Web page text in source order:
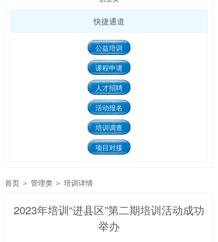
快捷通道
公益培训
课程申请
人才招聘
活动报名
培训调查
项目对接
首页 ＞ 管理类 ＞ 培训详情
2023年培训“进县区”第二期培训活动成功
举办